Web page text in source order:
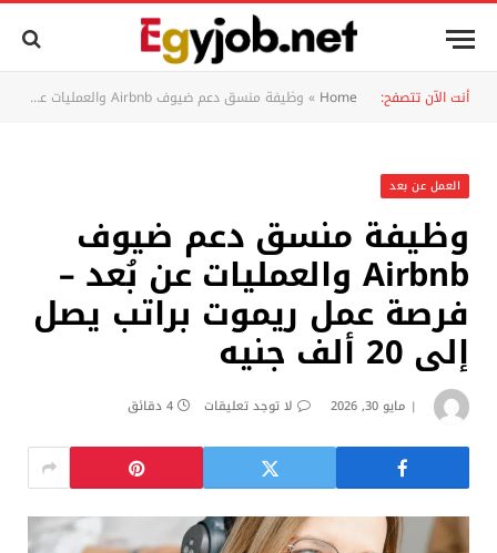
أنت الآن تتصفح: Home
» وظيفة منسق دعم ضيوف Airbnb والعمليات عن بُعد – فرصة عمل ريموت براتب يصل إلى 20 ألف جنيه
العمل عن بعد
وظيفة منسق دعم ضيوف
Airbnb والعمليات عن بُعد –
فرصة عمل ريموت براتب يصل
إلى 20 ألف جنيه
مايو 30, 2026 لا توجد تعليقات 4 دقائق